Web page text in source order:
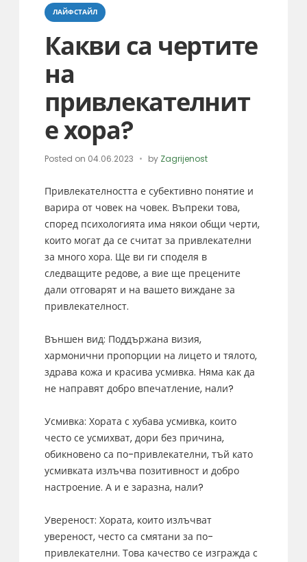
Categories
ЛАЙФСТАЙЛ
Какви са чертите
на
привлекателнит
е хора?
Posted on 04.06.2023 by Zagrijenost
Привлекателността е субективно понятие и
варира от човек на човек. Въпреки това,
според психологията има някои общи черти,
които могат да се считат за привлекателни
за много хора. Ще ви ги споделя в
следващите редове, а вие ще прецените
дали отговарят и на вашето виждане за
привлекателност.
Външен вид: Поддържана визия,
хармонични пропорции на лицето и тялото,
здрава кожа и красива усмивка. Няма как да
не направят добро впечатление, нали?
Усмивка: Хората с хубава усмивка, които
често се усмихват, дори без причина,
обикновено са по-привлекателни, тъй като
усмивката излъчва позитивност и добро
настроение. А и е заразна, нали?
Увереност: Хората, които излъчват
увереност, често са смятани за по-
привлекателни. Това качество се изгражда с